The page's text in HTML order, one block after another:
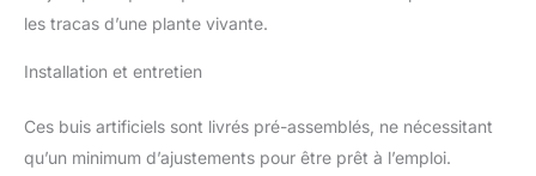
les tracas d’une plante vivante.
Installation et entretien
Ces buis artificiels sont livrés pré-assemblés, ne nécessitant
qu’un minimum d’ajustements pour être prêt à l’emploi.